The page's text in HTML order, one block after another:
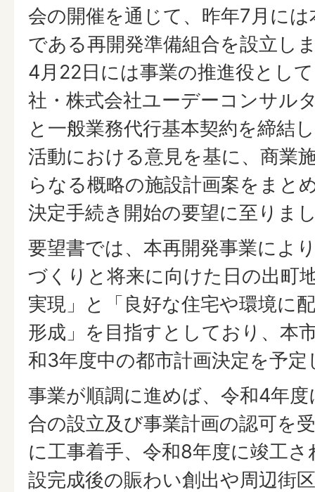
会の開催を通じて、昨年7月に
である再開発準備組合を設立し
4月22日には事業の推進役とし
社・株式会社ユーデーコンサル
と一般業務代行基本契約を締結
活動における意見を基に、商業
らなる概略の施設計画案をまと
決定手続き開始の要望に至りま
要望書では、本再開発事業によ
づくりと将来に向けた日の出町
実現」と「良好な住宅や環境に
形成」を目指すとしており、本
和3年度中の都市計画決定を予
事業が順調に進めば、令和4年
合の設立及び事業計画の認可を
に工事着手、令和8年度に竣工
設完成後の賑わい創出や周辺街